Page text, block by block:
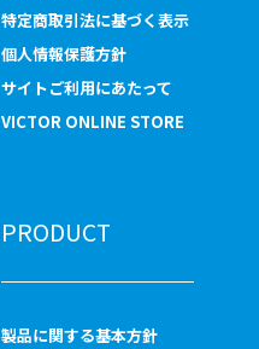
特定商取引法に基づく表示
個人情報保護方針
サイトご利用にあたって
VICTOR ONLINE STORE
PRODUCT
製品に関する基本方針